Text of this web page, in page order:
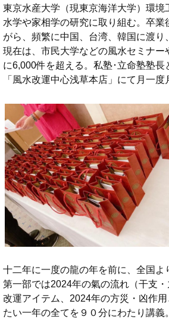
東京水産大学（現東京海洋大学）環
水学や家相学の研究に取り組む。卒
がら、頻繁に中国、台湾、韓国に渡り
現在は、市民大学などの風水セミナ
に6,000件を超える。私塾･立命塾塾
「風水改運中心浅草本店」にて月一度
十二年に一度の龍の年を前に、全国よ
第一部では2024年の氣の流れ（干支
改運アイテム、2024年の方災・凶作
たい一年の全てを９０分にわたり講義。